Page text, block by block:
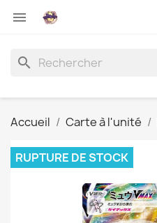

search
Accueil Carte à l'unité
RUPTURE DE STOCK